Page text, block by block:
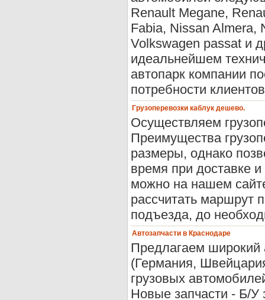
Renault Megane,
Fabia, Nissan Almera,
Volkswagen passat и
идеальнейшем
автопарк компании
потребности
Грузоперевозки каблук дешево.
Осуществляем
Преимущества
размеры, однако
время при доставке
можно на нашем
рассчитать маршрут
подъезда, до
Автозапчасти в Краснодаре
Предлагаем широкий
(Германия,
грузовых
Новые запчасти - Б/У